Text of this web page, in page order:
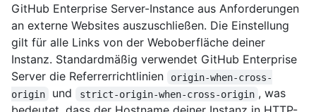
GitHub Enterprise Server-Instance aus Anforderungen
an externe Websites auszuschließen. Die Einstellung
gilt für alle Links von der Weboberfläche deiner
Instanz. Standardmäßig verwendet GitHub Enterprise
Server die Referrerrichtlinien
origin-when-cross-
origin
und strict-origin-when-cross-origin , was